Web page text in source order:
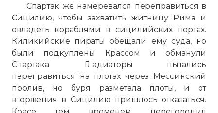
Спартак же намеревался переправиться в
Сицилию, чтобы захватить житницу Рима и
овладеть кораблями в сицилийских портах.
Киликийские пираты обещали ему суда, но
были подкуплены Крассом и обманули
Спартака. Гладиаторы пытались
переправиться на плотах через Мессинский
пролив, но буря разметала плоты, и от
вторжения в Сицилию пришлось отказаться.